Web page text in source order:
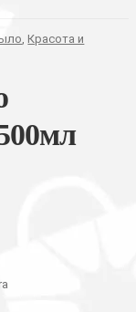
, Красота и